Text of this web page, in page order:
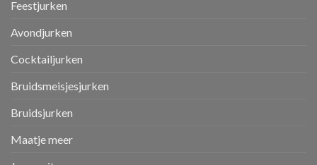
Feestjurken
Avondjurken
Cocktailjurken
Bruidsmeisjesjurken
Bruidsjurken
Maatje meer